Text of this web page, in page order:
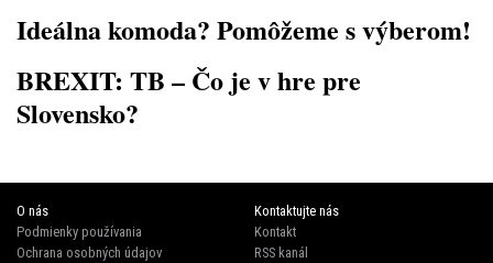
Ideálna komoda? Pomôžeme s výberom!
BREXIT: TB – Čo je v hre pre
Slovensko?
O nás
Podmienky používania
Ochrana osobných údajov
Kontaktujte nás
Kontakt
RSS kanál